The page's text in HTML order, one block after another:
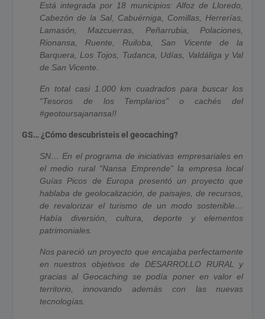
Está integrada por 18 municipios: Alfoz de Lloredo,
Cabezón de la Sal, Cabuérniga, Comillas, Herrerías,
Lamasón, Mazcuerras, Peñarrubia, Polaciones,
Rionansa, Ruente, Ruiloba, San Vicente de la
Barquera, Los Tojos, Tudanca, Udías, Valdáliga y Val
de San Vicente.
En total casi 1.000 km cuadrados para buscar los
“Tesoros de los Templarios” o cachés del
#geotoursajanansa!!
GS… ¿Cómo descubristeis el geocaching?
SN… En el programa de iniciativas empresariales en
el medio rural “Nansa Emprende” la empresa local
Guías Picos de Europa presentó un proyecto que
hablaba de geolocalización, de paisajes, de recursos,
de revalorizar el turismo de un modo sostenible…
Había diversión, cultura, deporte y elementos
patrimoniales.
Nos pareció un proyecto que encajaba perfectamente
en nuestros objetivos de DESARROLLO RURAL y
gracias al Geocaching se podía poner en valor el
territorio, innovando además con las nuevas
tecnologías.